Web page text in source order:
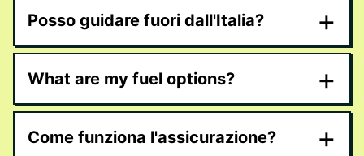
Posso guidare fuori dall'Italia? +
What are my fuel options? +
Come funziona l'assicurazione? +